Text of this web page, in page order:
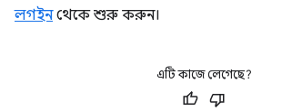
লগইনথেকে শুরু করুন।
এটি কাজে লেগেছে?